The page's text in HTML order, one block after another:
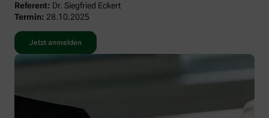
Referent: Dr. Siegfried Eckert
Termin: 28.10.2025
Jetzt anmelden